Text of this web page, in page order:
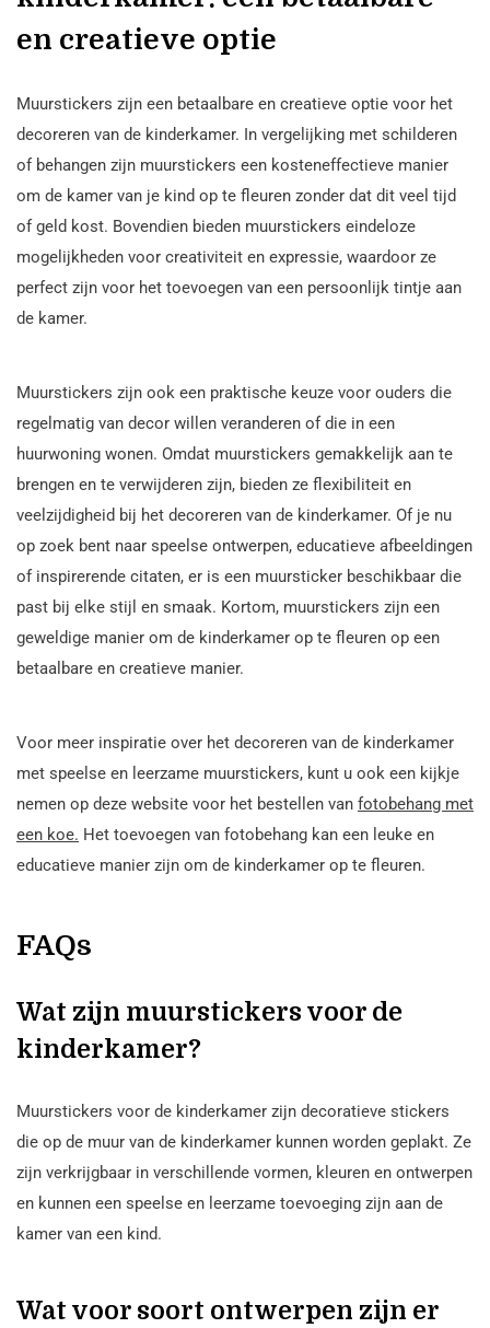
en creatieve optie
Muurstickers zijn een betaalbare en creatieve optie voor het
decoreren van de kinderkamer. In vergelijking met schilderen
of behangen zijn muurstickers een kosteneffectieve manier
om de kamer van je kind op te fleuren zonder dat dit veel tijd
of geld kost. Bovendien bieden muurstickers eindeloze
mogelijkheden voor creativiteit en expressie, waardoor ze
perfect zijn voor het toevoegen van een persoonlijk tintje aan
de kamer.
Muurstickers zijn ook een praktische keuze voor ouders die
regelmatig van decor willen veranderen of die in een
huurwoning wonen. Omdat muurstickers gemakkelijk aan te
brengen en te verwijderen zijn, bieden ze flexibiliteit en
veelzijdigheid bij het decoreren van de kinderkamer. Of je nu
op zoek bent naar speelse ontwerpen, educatieve afbeeldingen
of inspirerende citaten, er is een muursticker beschikbaar die
past bij elke stijl en smaak. Kortom, muurstickers zijn een
geweldige manier om de kinderkamer op te fleuren op een
betaalbare en creatieve manier.
Voor meer inspiratie over het decoreren van de kinderkamer
met speelse en leerzame muurstickers, kunt u ook een kijkje
nemen op deze website voor het bestellen van fotobehang met
een koe. Het toevoegen van fotobehang kan een leuke en
educatieve manier zijn om de kinderkamer op te fleuren.
FAQs
Wat zijn muurstickers voor de
kinderkamer?
Muurstickers voor de kinderkamer zijn decoratieve stickers
die op de muur van de kinderkamer kunnen worden geplakt. Ze
zijn verkrijgbaar in verschillende vormen, kleuren en ontwerpen
en kunnen een speelse en leerzame toevoeging zijn aan de
kamer van een kind.
Wat voor soort ontwerpen zijn er